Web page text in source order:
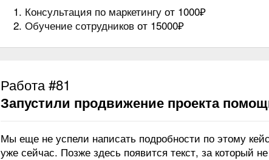
Консультация по маркетингу от 1000₽
Обучение сотрудников от 15000₽
Работа #81
Запустили продвижение проекта
Мы еще не успели написать подробности по этому
уже сейчас. Позже здесь появится текст, за который